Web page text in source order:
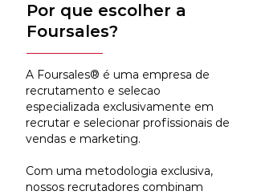
Por que escolher a
Foursales?
A Foursales® é uma empresa de
recrutamento e selecao
especializada exclusivamente em
recrutar e selecionar profissionais de
vendas e marketing.
Com uma metodologia exclusiva,
nossos recrutadores combinam